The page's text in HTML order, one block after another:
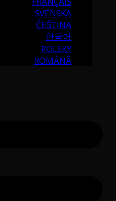
SVENSKA
ČEŠTINA
한국어
POLSKY
ROMÂNĂ